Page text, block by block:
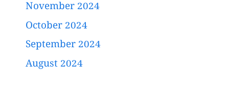
November 2024
October 2024
September 2024
August 2024